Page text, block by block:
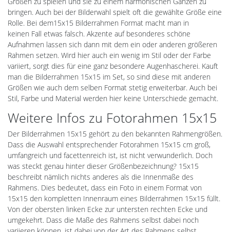
bringen. Auch bei der Bilderwahl spielt oft die gewählte Größe eine
Rolle. Bei dem15x15 Bilderrahmen Format macht man in
keinen Fall etwas falsch. Akzente auf besonderes schöne
Aufnahmen lassen sich dann mit dem ein oder anderen größeren
Rahmen setzen. Wird hier auch ein wenig im Stil oder der Farbe
variiert, sorgt dies für eine ganz besondere Augenhascherei. Kauft
man die Bilderrahmen 15x15 im Set, so sind diese mit anderen
Größen wie auch dem selben Format stetig erweiterbar. Auch bei
Stil, Farbe und Material werden hier keine Unterschiede gemacht.
Weitere Infos zu Fotorahmen 15x15
Der Bilderrahmen 15x15 gehört zu den bekannten Rahmengrößen.
Dass die Auswahl entsprechender Fotorahmen 15x15 cm groß,
umfangreich und facettenreich ist, ist nicht verwunderlich. Doch
was steckt genau hinter dieser Größenbezeichnung? 15x15
beschreibt nämlich nichts anderes als die Innenmaße des
Rahmens. Dies bedeutet, dass ein Foto in einem Format von
15x15 den kompletten Innenraum eines Bilderrahmen 15x15 füllt.
Von der obersten linken Ecke zur untersten rechten Ecke und
umgekehrt. Dass die Maße des Rahmens selbst dabei noch